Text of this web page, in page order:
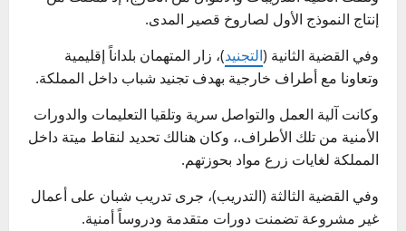
إنتاج النموذج الأول لصاروخ قصير المدى.
وفي القضية الثانية (التجنيد)، زار المتهمان بلداناً إقليمية
وتعاونا مع أطراف خارجية بهدف تجنيد شباب داخل المملكة.
وكانت آلية العمل والتواصل سرية وتلقيا التعليمات والدورات
الأمنية من تلك الأطراف.، وكان هنالك تحديد لنقاط ميتة داخل
المملكة لغايات زرع مواد بحوزتهم.
وفي القضية الثالثة (التدريب)، جرى تدريب شبان على أعمال
غير مشروعة تضمنت دورات متقدمة ودروساً أمنية.